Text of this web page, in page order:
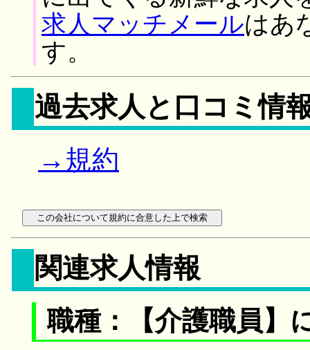
求人マッチメールはあ
す。
過去求人と口コミ情
→規約
関連求人情報
職種：【介護職員】